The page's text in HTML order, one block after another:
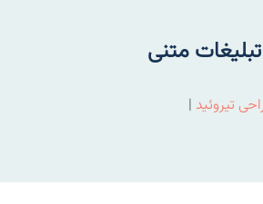
تبلیغات متنی
تیروئید |